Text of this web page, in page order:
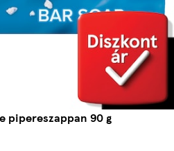
pipereszappan 90 g